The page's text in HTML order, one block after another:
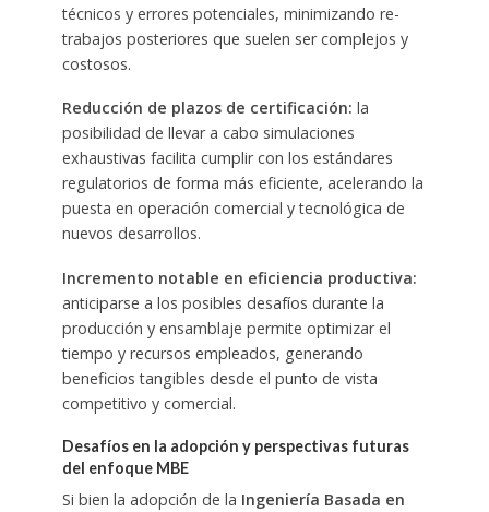
técnicos y errores potenciales, minimizando re-
trabajos posteriores que suelen ser complejos y
costosos.
Reducción de plazos de certificación: la
posibilidad de llevar a cabo simulaciones
exhaustivas facilita cumplir con los estándares
regulatorios de forma más eficiente, acelerando la
puesta en operación comercial y tecnológica de
nuevos desarrollos.
Incremento notable en eficiencia productiva:
anticiparse a los posibles desafíos durante la
producción y ensamblaje permite optimizar el
tiempo y recursos empleados, generando
beneficios tangibles desde el punto de vista
competitivo y comercial.
Desafíos en la adopción y perspectivas futuras
del enfoque MBE
Si bien la adopción de la Ingeniería Basada en